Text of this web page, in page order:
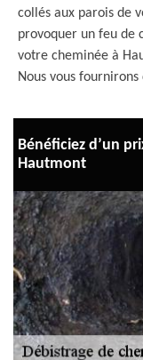
collés aux parois de
provoquer un feu de
votre cheminée à
Nous vous
Bénéficiez d’un
Hautmont